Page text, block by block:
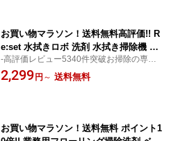
お買い物マラソン！送料無料高評価!! R
e:set 水拭きロボ 洗剤 水拭き掃除機 洗
浄剤 クリーナー 専用洗剤 お掃除ロボ
水拭き ロボット掃除機 お掃除＋汚れ防
-高評価レビュー5340件突破お掃除の専門家
が開発した水拭きロボ掃除機/フローリング
用洗剤!40回以上使える超優コスパで防汚コ
2,299 円 ～ 送料無料
お買い物マラソン！送料無料 ポイント1